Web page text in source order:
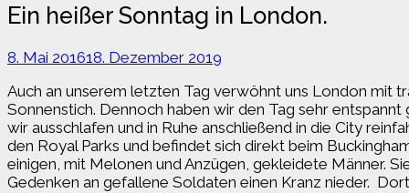
Ein heißer Sonntag in London.
8. Mai 201618. Dezember 2019
Auch an unserem letzten Tag verwöhnt uns London mit
Sonnenstich. Dennoch haben wir den Tag sehr
wir ausschlafen und in Ruhe anschließend in die City
den Royal Parks und befindet sich direkt beim
einigen, mit Melonen und Anzügen, gekleidete Männer.
Gedenken an gefallene Soldaten einen Kranz nieder.